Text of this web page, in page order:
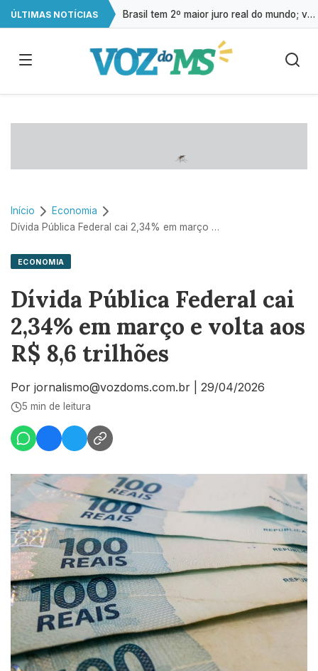
ÚLTIMAS NOTÍCIAS Brasil tem 2º maior juro real do mundo; veja ranking
Início
Economia
Dívida Pública Federal cai 2,34% em março e volta aos R$ 8,6 trilhões
ECONOMIA
Dívida Pública Federal cai
2,34% em março e volta aos
R$ 8,6 trilhões
Por jornalismo@vozdoms.com.br 29/04/2026
5 min de leitura